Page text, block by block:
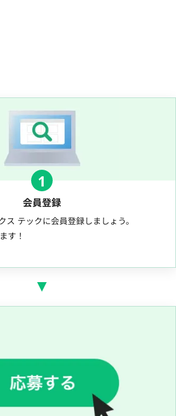
1
会員登録
ス テックに会員登録しましょう。
す！